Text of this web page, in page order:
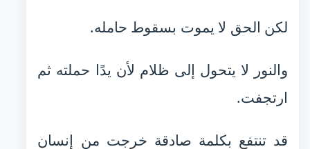
لكن الحق لا يموت بسقوط حامله.
والنور لا يتحول إلى ظلام لأن يدًا حملته ثم
ارتجفت.
قد تنتفع بكلمة صادقة خرجت من إنسان